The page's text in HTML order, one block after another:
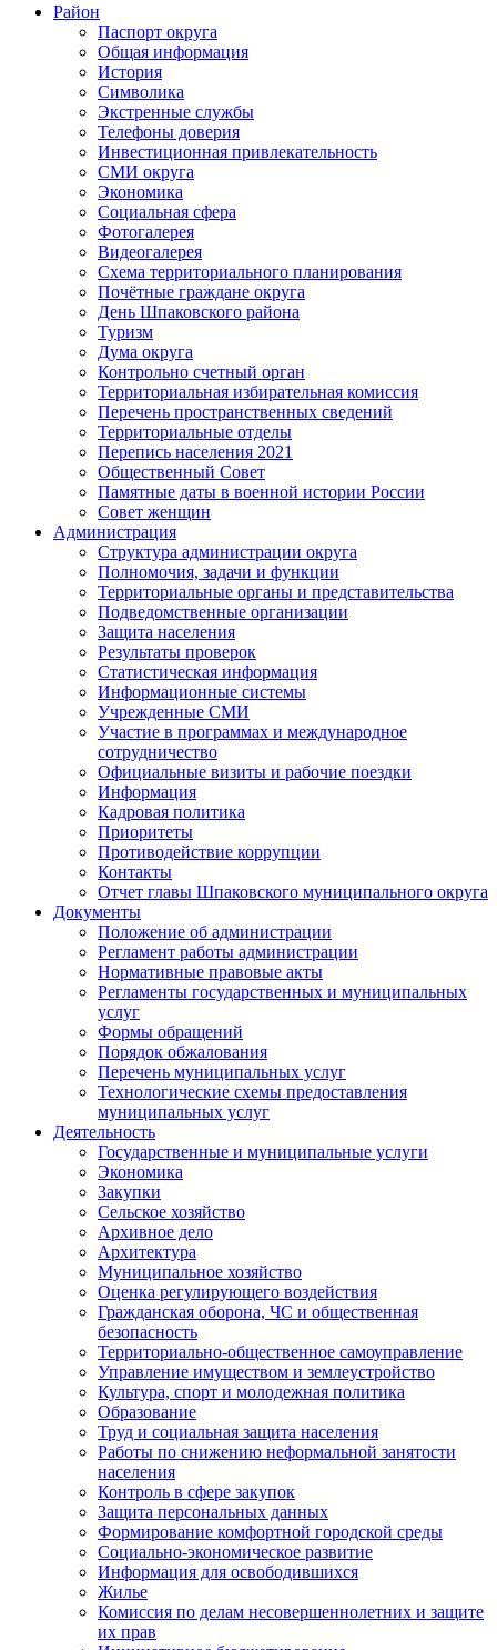
Район
Паспорт округа
Общая информация
История
Символика
Экстренные службы
Телефоны доверия
Инвестиционная привлекательность
СМИ округа
Экономика
Социальная сфера
Фотогалерея
Видеогалерея
Схема территориального планирования
Почётные граждане округа
День Шпаковского района
Туризм
Дума округа
Контрольно счетный орган
Территориальная избирательная комиссия
Перечень пространственных сведений
Территориальные отделы
Перепись населения 2021
Общественный Совет
Памятные даты в военной истории России
Совет женщин
Администрация
Структура администрации округа
Полномочия, задачи и функции
Территориальные органы и представительства
Подведомственные организации
Защита населения
Результаты проверок
Статистическая информация
Информационные системы
Учрежденные СМИ
Участие в программах и международное
сотрудничество
Официальные визиты и рабочие поездки
Информация
Кадровая политика
Приоритеты
Противодействие коррупции
Контакты
Отчет главы Шпаковского муниципального округа
Документы
Положение об администрации
Регламент работы администрации
Нормативные правовые акты
Регламенты государственных и муниципальных
услуг
Формы обращений
Порядок обжалования
Перечень муниципальных услуг
Технологические схемы предоставления
муниципальных услуг
Деятельность
Государственные и муниципальные услуги
Экономика
Закупки
Сельское хозяйство
Архивное дело
Архитектура
Муниципальное хозяйство
Оценка регулирующего воздействия
Гражданская оборона, ЧС и общественная
безопасность
Территориально-общественное самоуправление
Управление имуществом и землеустройство
Культура, спорт и молодежная политика
Образование
Труд и социальная защита населения
Работы по снижению неформальной занятости
населения
Контроль в сфере закупок
Защита персональных данных
Формирование комфортной городской среды
Социально-экономическое развитие
Информация для освободившихся
Жилье
Комиссия по делам несовершеннолетних и защите
их прав